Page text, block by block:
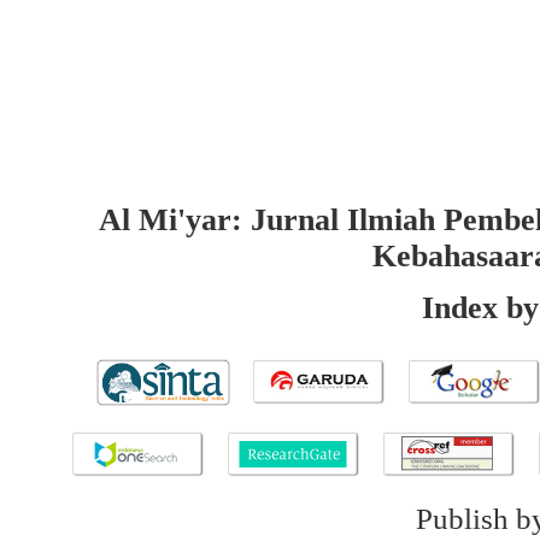
Al Mi'yar: Jurnal Ilmiah
Index by
Publish